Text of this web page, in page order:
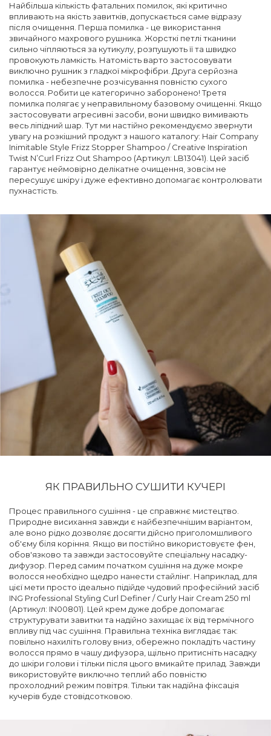
Найбільша кількість фатальних помилок, які критично
впливають на якість завитків, допускається саме відразу
після очищення. Перша помилка - це використання
звичайного махрового рушника. Жорсткі петлі тканини
сильно чіпляються за кутикулу, розпушують її та швидко
провокують ламкість. Натомість варто застосовувати
виключно рушник з гладкої мікрофібри. Друга серйозна
помилка - небезпечне розчісування повністю сухого
волосся. Робити це категорично заборонено! Третя
помилка полягає у неправильному базовому очищенні. Якщо
застосовувати агресивні засоби, вони швидко вимивають
весь ліпідний шар. Тут ми настійно рекомендуємо звернути
увагу на розкішний продукт з нашого каталогу: Hair Company
Inimitable Style Frizz Stopper Shampoo / Creative Inspiration
Twist N’Curl Frizz Out Shampoo (Артикул: LB13041). Цей засіб
гарантує неймовірно делікатне очищення, зовсім не
пересушує шкіру і дуже ефективно допомагає контролювати
пухнастість.
ЯК ПРАВИЛЬНО СУШИТИ КУЧЕРІ
Процес правильного сушіння - це справжнє мистецтво.
Природне висихання завжди є найбезпечнішим варіантом,
але воно рідко дозволяє досягти дійсно приголомшливого
об'єму біля коріння. Якщо ви постійно використовуєте фен,
обов'язково та завжди застосовуйте спеціальну насадку-
дифузор. Перед самим початком сушіння на дуже мокре
волосся необхідно щедро нанести стайлінг. Наприклад, для
цієї мети просто ідеально підійде чудовий професійний засіб
ING Professional Styling Curl Definer / Curly Hair Cream 250 ml
(Артикул: IN00801). Цей крем дуже добре допомагає
структурувати завитки та надійно захищає їх від термічного
впливу під час сушіння. Правильна техніка виглядає так:
повільно нахиліть голову вниз, обережно покладіть частину
волосся прямо в чашу дифузора, щільно притисніть насадку
до шкіри голови і тільки після цього вмикайте прилад. Завжди
використовуйте виключно теплий або повністю
прохолодний режим повітря. Тільки так надійна фіксація
кучерів буде стовідсотковою.